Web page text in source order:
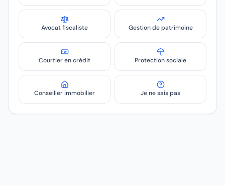
Avocat fiscaliste Gestion de patrimoine
Courtier en crédit Protection sociale
Conseiller immobilier Je ne sais pas